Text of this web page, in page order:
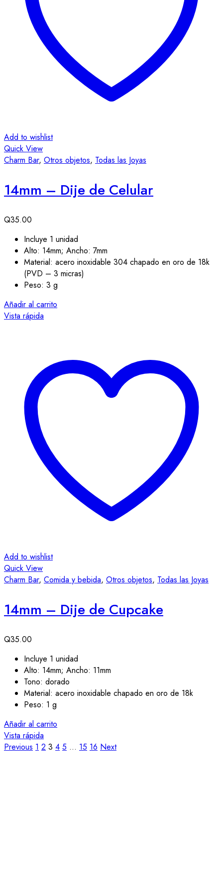
Add to wishlist
Quick View
Charm Bar, Otros objetos, Todas las Joyas
14mm – Dije de Celular
Q35.00
Incluye 1 unidad
Alto: 14mm; Ancho: 7mm
Material: acero inoxidable 304 chapado en oro de 18k
(PVD – 3 micras)
Peso: 3 g
Añadir al carrito
Vista rápida
Add to wishlist
Quick View
Charm Bar, Comida y bebida, Otros objetos, Todas las Joyas
14mm – Dije de Cupcake
Q35.00
Incluye 1 unidad
Alto: 14mm; Ancho: 11mm
Tono: dorado
Material: acero inoxidable chapado en oro de 18k
Peso: 1 g
Añadir al carrito
Vista rápida
Previous 1 2 3 4 5 … 15 16 Next